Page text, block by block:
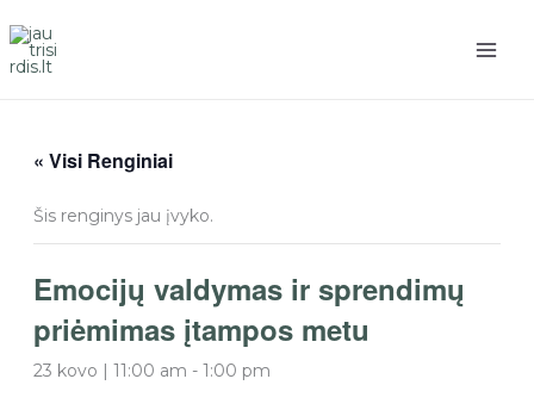
prie
turinio
« Visi Renginiai
Šis renginys jau įvyko.
Emocijų valdymas ir sprendimų
priėmimas įtampos metu
23 kovo | 11:00 am - 1:00 pm